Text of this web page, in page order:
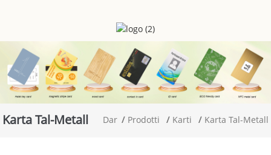
Karta Tal-Metall Dar Prodotti Karti Karta Tal-Metall